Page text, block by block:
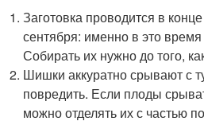
Заготовка проводится в
сентября: именно в это
Собирать их нужно до того,
Шишки аккуратно срывают с
повредить. Если плоды
можно отделять их с частью